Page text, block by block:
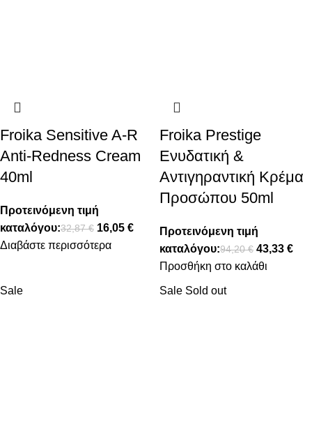
Froika Sensitive A-R
Anti-Redness Cream
40ml
Προτεινόμενη τιμή
καταλόγου:32,87€ 16,05 €
Διαβάστε περισσότερα
Froika Prestige
Ενυδατική &
Αντιγηραντική Κρέμα
Προσώπου 50ml
Προτεινόμενη τιμή
καταλόγου:94,20€ 43,33 €
Προσθήκη στο καλάθι
Sale Sale Sold out